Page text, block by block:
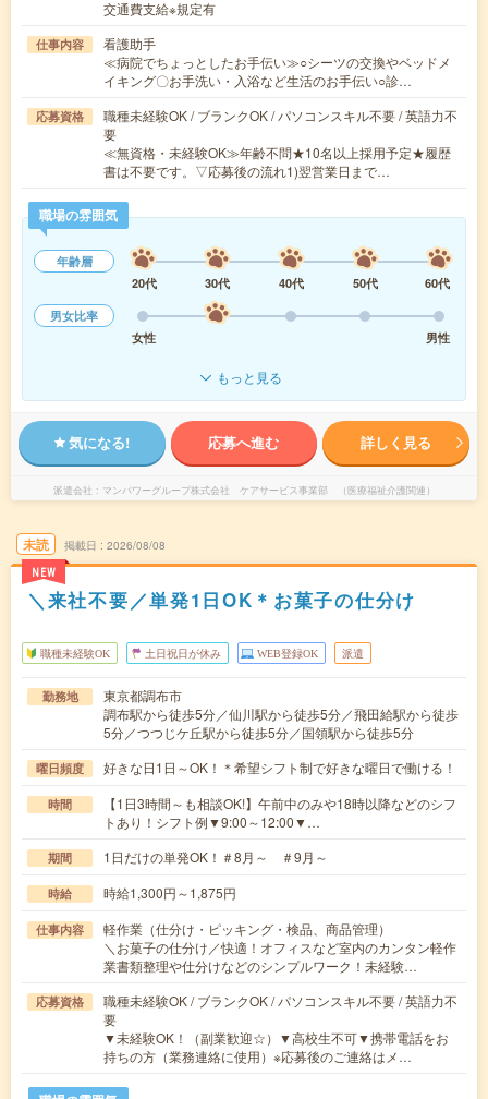
交通費支給※規定有
仕事内容
看護助手
≪病院でちょっとしたお手伝い≫○シーツの交換やベッドメ
イキング〇お手洗い・入浴など生活のお手伝い○診…
応募資格
職種未経験OK / ブランクOK / パソコンスキル不要 / 英語力不
要
≪無資格・未経験OK≫年齢不問★10名以上採用予定★履歴
書は不要です。▽応募後の流れ1)翌営業日まで…
職場の雰囲気
年齢層
20代
30代 40代 50代
60代
男女比率
女性
男性
もっと見る
気になる! 応募へ進む 詳しく見る
派遣会社 マンパワーグループ株式会社 ケアサービス事業部 （医療福祉介護関連）
未読
NEW
掲載日 2026/08/08
＼来社不要／単発1日OK＊お菓子の仕分け
職種未経験OK 土日祝日が休み WEB登録OK 派遣
勤務地
東京都調布市
調布駅から徒歩5分／仙川駅から徒歩5分／飛田給駅から徒歩
5分／つつじケ丘駅から徒歩5分／国領駅から徒歩5分
曜日頻度 好きな日1日～OK！＊希望シフト制で好きな曜日で働ける！
時間
【1日3時間～も相談OK!】午前中のみや18時以降などのシフ
トあり！シフト例▼9:00～12:00▼…
期間 1日だけの単発OK！＃8月～ ＃9月～
時給 時給1,300円～1,875円
仕事内容
軽作業（仕分け・ピッキング・検品、商品管理）
＼お菓子の仕分け／快適！オフィスなど室内のカンタン軽作
業書類整理や仕分けなどのシンプルワーク！未経験…
応募資格
職種未経験OK / ブランクOK / パソコンスキル不要 / 英語力不
要
▼未経験OK！（副業歓迎☆）▼高校生不可▼携帯電話をお
持ちの方（業務連絡に使用）※応募後のご連絡はメ…